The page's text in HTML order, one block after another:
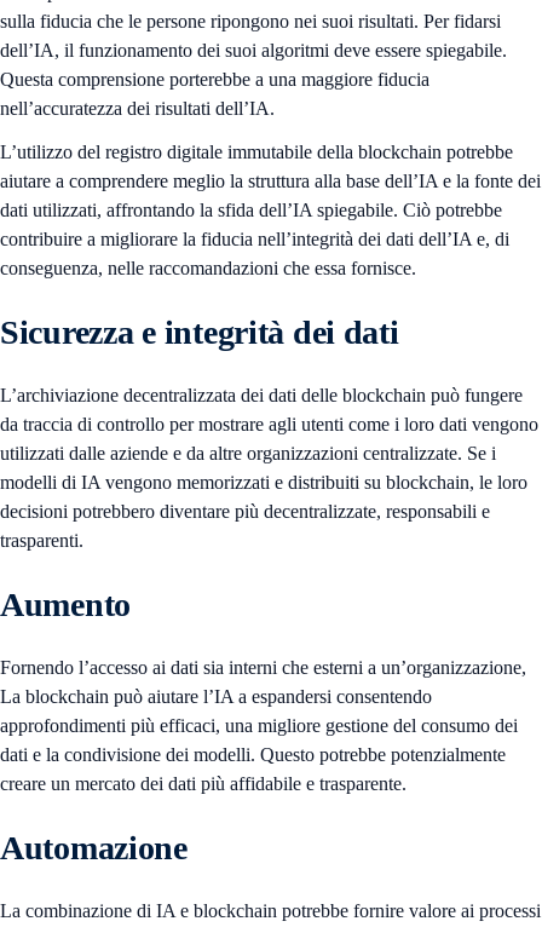
sulla fiducia che le persone ripongono nei suoi risultati. Per fidarsi
dell’IA, il funzionamento dei suoi algoritmi deve essere spiegabile.
Questa comprensione porterebbe a una maggiore fiducia
nell’accuratezza dei risultati dell’IA.
L’utilizzo del registro digitale immutabile della blockchain potrebbe
aiutare a comprendere meglio la struttura alla base dell’IA e la fonte dei
dati utilizzati, affrontando la sfida dell’IA spiegabile. Ciò potrebbe
contribuire a migliorare la fiducia nell’integrità dei dati dell’IA e, di
conseguenza, nelle raccomandazioni che essa fornisce.
Sicurezza e integrità dei dati
L’archiviazione decentralizzata dei dati delle blockchain può fungere
da traccia di controllo per mostrare agli utenti come i loro dati vengono
utilizzati dalle aziende e da altre organizzazioni centralizzate. Se i
modelli di IA vengono memorizzati e distribuiti su blockchain, le loro
decisioni potrebbero diventare più decentralizzate, responsabili e
trasparenti.
Aumento
Fornendo l’accesso ai dati sia interni che esterni a un’organizzazione,
La blockchain può aiutare l’IA a espandersi consentendo
approfondimenti più efficaci, una migliore gestione del consumo dei
dati e la condivisione dei modelli. Questo potrebbe potenzialmente
creare un mercato dei dati più affidabile e trasparente.
Automazione
La combinazione di IA e blockchain potrebbe fornire valore ai processi